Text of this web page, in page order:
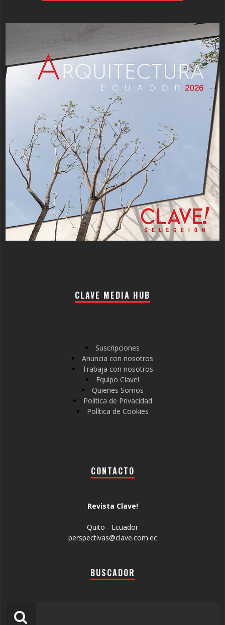
CLAVE MEDIA HUB
Suscripciones
Anuncia con nosotros
Trabaja con nosotros
Equipo Clave!
Quienes Somos
Política de Privacidad
Política de Cookies
CONTACTO
Revista Clave!
Quito - Ecuador
perspectivas@clave.com.ec
BUSCADOR